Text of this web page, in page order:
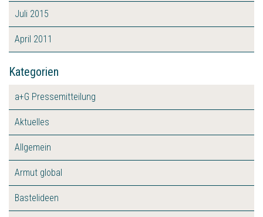
Juli 2015
April 2011
Kategorien
a+G Pressemitteilung
Aktuelles
Allgemein
Armut global
Bastelideen